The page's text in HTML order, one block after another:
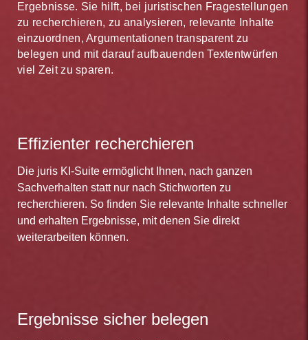
Ergebnisse. Sie hilft, bei juristischen Fragestellungen
zu recherchieren, zu analysieren, relevante Inhalte
einzuordnen, Argumentationen transparent zu
belegen und mit darauf aufbauenden Textentwürfen
viel Zeit zu sparen.
Effizienter recherchieren
Die juris KI-Suite ermöglicht Ihnen, nach ganzen
Sachverhalten statt nur nach Stichworten zu
recherchieren. So finden Sie relevante Inhalte schneller
und erhalten Ergebnisse, mit denen Sie direkt
weiterarbeiten können.
Ergebnisse sicher belegen